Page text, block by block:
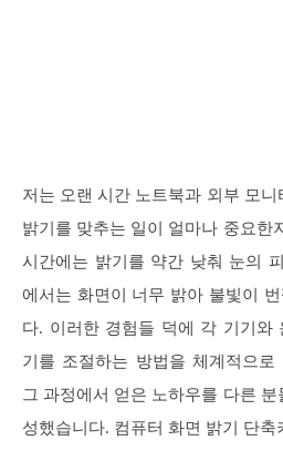
저는 오랜 시간 노트북과 외부 모니
밝기를 맞추는 일이 얼마나 중요한
시간에는 밝기를 약간 낮춰 눈의
에서는 화면이 너무 밝아 불빛이
다. 이러한 경험들 덕에 각 기기와
기를 조절하는 방법을 체계적으
그 과정에서 얻은 노하우를 다른
성했습니다. 컴퓨터 화면 밝기 단축